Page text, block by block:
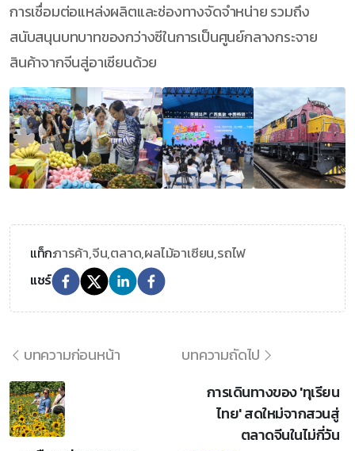
การเชื่อมต่อแหล่งผลิตและช่องทางจัดจำหน่าย รวมถึง
สนับสนุนบทบาทของกว่างซีในการเป็นศูนย์กลางกระจาย
สินค้าจากจีนสู่อาเซียนด้วย
แท็ก:การค้า,จีน,ตลาด,ผลไม้อาเซียน,รถไฟ
แชร์
บทความก่อนหน้า
บทความถัดไป
การเดินทางของ 'ทุเรียน
ไทย' สดใหม่จากสวนสู่
ตลาดจีนในไม่กี่วัน